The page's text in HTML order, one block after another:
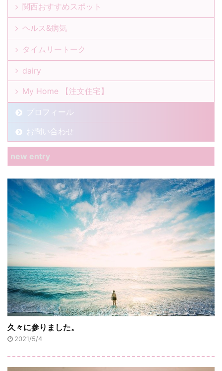
関西おすすめスポット
ヘルス&病気
タイムリートーク
dairy
My Home 【注文住宅】
プロフィール
お問い合わせ
new entry
久々に参りました。
2021/5/4